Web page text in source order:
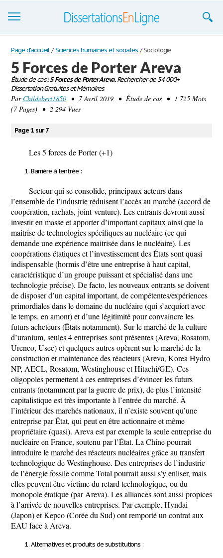
Dissertations
S'inscrire
Se connecter
Contactez-nous
Page d'accueil / Sciences humaines et sociales /Sociologie
5 Forces de Porter Areva
Étude de cas: 5 Forces de Porter Areva.Rechercher de 54 000+
Dissertation Gratuites et Mémoires
Par Childebert1850 • 7 Avril 2019 • Étude de cas • 1 725 Mots
(7 Pages) • 2 294 Vues
Page 1 sur 7
Les 5 forces de Porter (+1)
Barrière à l’entrée :
Secteur qui se consolide, principaux acteurs dans
l’ensemble de l’industrie réduisent l’accès au marché (accord de
coopération, rachats, joint-venture). Les entrants devront aussi
investir en masse et apporter d’important capitaux ainsi que la
maitrise de technologies spécifiques au nucléaire (ce qui
demande une expérience maitrisée dans le nucléaire). Les
coopérations étatiques et l’investissement des États sont quasi
indispensable (hormis d’être une entreprise à haut capital,
caractéristique d’un groupe puissant et spécialisé dans une
technologie précise). De facto, les nouveaux entrants se doivent
de disposer d’un capital important, de compétentes/expériences
primordiales dans le domaine du nucléaire (qui s’acquiert avec
le temps, en amont) et d’une légitimité pour convaincre les
futurs acheteurs (États notamment). Sur le marché de la culture
d’uranium, seules 4 entreprises sont présentes (Areva, Rosatom,
Urenco, Usec) et quelques autres opèrent sur le marché de la
construction et maintenance des réacteurs (Areva, Korea Hydro
NP, AECL, Rosatom, Westinghouse et Hitachi/GE). Ces
oligopoles permettent à ces entreprises d’évincer les futurs
entrants (notamment par la guerre de prix), de plus l’intensité
capitalistique est très importante à l’entrée du marché. À
l’intérieur des marchés nationaux, il n’existe souvent qu’une
entreprise par État, qui peut en être actionnaire et même
propriétaire (quasi). Areva est par exemple la seule entreprise du
nucléaire en France, soutenu par l’État. La Chine pourrait
introduire le marché des réacteurs nucléaires grâce au transfert
technologique de Westinghouse. Des entreprises de l’industrie
de l’énergie fossile comme Total pourrait aussi s’y enliser, mais
elles peuvent être victime du retard technologique, ou du
monopole étatique (par Areva). Les alliances sont aussi propices
à l’arrivée de nouvelles entreprises. Par exemple, Hyndai
(Japon) et Kepco (Corée du Sud) ont remporté un contrat aux
EAU face à Areva.
Alternatives et produits de substitutions :